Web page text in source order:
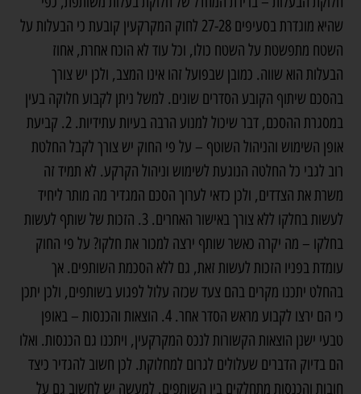
שהיא מוגדרת בסעיפים 27-28 לחוק המקרקעין קובעת כי הבעלות על
השטח מתפשטת על השטח כולו, וכל עוד לא הוכח אחרת, אחוז
הבעלות הוא שווה. כמובן שבפועל זהו אינו המצב, ולכן יש צורך
בהסכם שיתוף הקובע הסדרים שונים. למשל ניתן לקבוע חלוקה בעין
במסגרת ההסכם, דבר שיכול למנוע הרבה בעיות עתידיות. 2. קביעת
אופן השימוש והניהול השוטף – על פי החוק יש צורך לקבל החלטת
רוב לגבי כל החלטה הנוגעת לשימוש וניהול הקרקע. לא תמיד זה
משרת את הצדדים, ולכן כדאי לערוך הסכם המגדיר מה מותר ליחיד
לעשות בחלקו ללא צורך באישור האחרים. 3. הזכות של שותף לעשות
בחלקו – מה יקרה כאשר שותף ירצה למכור את חלקו? על פי החוק
עומדת בפניו הזכות לעשות זאת, גם ללא הסכמת השותפים. אך
בהחלט יתכנו מקרים בהם צעד שכזה עלול לפגוע בשותפים, ולכן יתכן
כי הם ירצו לקבוע מראש הסדר אחר. 4. הוצאות והכנסות – באופן
טבעי ישנן הוצאות הקשורות לנכס המקרקעין, ויתכנו גם הכנסות. ואלו
הם בדיוק הדברים שעלולים לגרום למחלוקת. לכן חשוב להגדיר כיצד
חובות והכנסות מתחלקים בין השותפים. למעשה יש לחשוב גם על